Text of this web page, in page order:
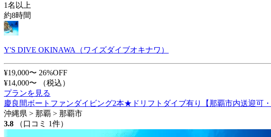
1名以上
約8時間
Y'S DIVE OKINAWA（ワイズダイブオキナワ）
¥19,000〜 26%OFF
¥14,000〜
（税込）
プランを見る
慶良間ボートファンダイビング2本★ドリフトダイブ有り【那覇市内送迎可
沖縄県 > 那覇 > 那覇市
3.8
（口コミ 1件）